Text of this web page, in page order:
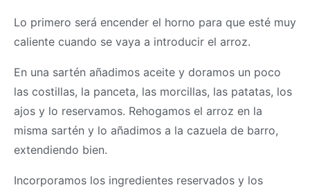
Lo primero será encender el horno para que esté muy
caliente cuando se vaya a introducir el arroz.
En una sartén añadimos aceite y doramos un poco
las costillas, la panceta, las morcillas, las patatas, los
ajos y lo reservamos. Rehogamos el arroz en la
misma sartén y lo añadimos a la cazuela de barro,
extendiendo bien.
Incorporamos los ingredientes reservados y los